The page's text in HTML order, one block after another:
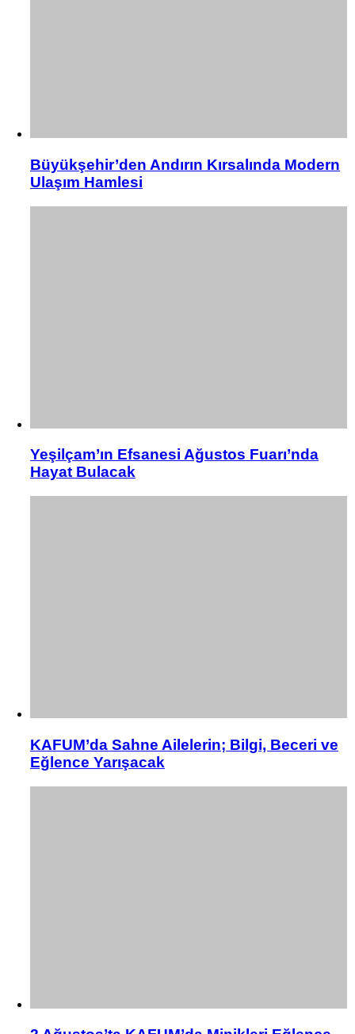
Büyükşehir’den Andırın Kırsalında Modern
Ulaşım Hamlesi
Yeşilçam’ın Efsanesi Ağustos Fuarı’nda
Hayat Bulacak
KAFUM’da Sahne Ailelerin; Bilgi, Beceri ve
Eğlence Yarışacak